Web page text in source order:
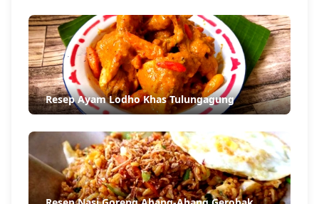
Resep Ayam Lodho Khas Tulungagung